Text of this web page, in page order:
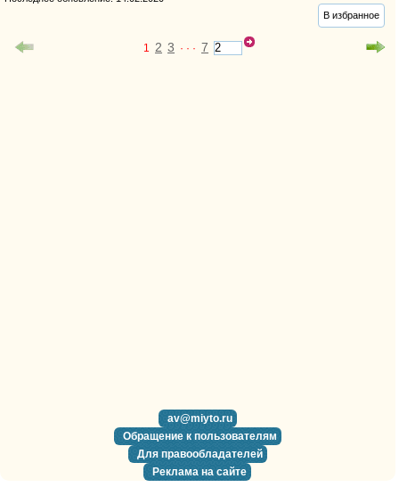
В избранное
1 2 3 · · · 7
av@miyto.ru
Обращение к пользователям
Для правообладателей
Реклама на сайте